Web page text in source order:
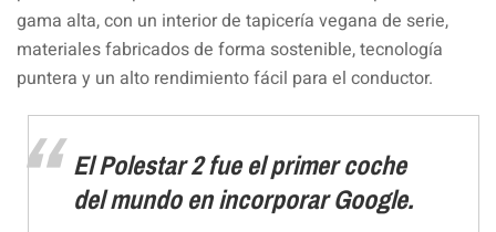
gama alta, con un interior de tapicería vegana de serie,
materiales fabricados de forma sostenible, tecnología
puntera y un alto rendimiento fácil para el conductor.
El Polestar 2 fue el primer coche
del mundo en incorporar Google.